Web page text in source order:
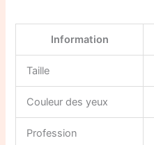
Information
Taille
Couleur des yeux
Profession